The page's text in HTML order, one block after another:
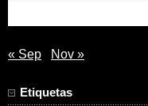
« Sep Nov »
Etiquetas